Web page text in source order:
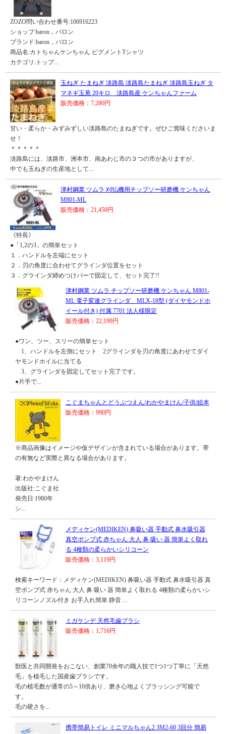
ZOZO問い合わせ番号:106916223
ショップ:baron，バロン
ブランド:baron，バロン
商品名:カトちゃんケンちゃん ピグメントTシャツ
カテゴリ:トップ...
玉ねぎ たまねぎ 淡路島 淡路島たまねぎ 淡路島玉ねぎ タ
マネギ玉葱 20キロ 淡路島産 ケンちゃんファーム
販売価格：7,280円
甘い・柔らか・みずみずしい淡路島のたまねぎです。ぜひご賞味くださいま
せ！
＊＊＊＊＊
淡路島には、淡路市、洲本市、南あわじ市の３つの市がありますが、
中でも玉ねぎの生産地として...
津村鋼業 ツムラ 刈払機用チップソー研磨機 ケンちゃん
M801-ML
販売価格：21,450円
《特長》
●「1,2の3」の簡単セット
１．ハンドルを左端にセット
２．刃の角度に合わせてグラインダ位置をセット
３．グラインダ締めつけバーで固定して、セット完了!!
津村鋼業 ツムラ チップソー研磨機 ケンちゃん M801-
ML 電子変速グラインダ MLX-18型 (ダイヤモンドホ
イール付き) 付属 7701 法人様限定
販売価格：22,199円
●ワン、ツー、スリーの簡単セット
1、ハンドルを左側にセット 2グラインダを刃の角度にあわせてダイ
ヤモンドホイルに当てる
3、グラインダを固定してセット完了です。
●片手で...
こぐまちゃんとどうぶつえん/わかやまけん/子供/絵本
販売価格：990円
※商品画像はイメージや仮デザインが含まれている場合があります。帯
の有無など実際と異なる場合があります。
著:わかやまけん
出版社:こぐま社
発売日:1980年
シ...
メディケン(MEDIKEN) 鼻吸い器 手動式 鼻水吸引器
真空ポンプ式 赤ちゃん 大人 鼻 吸い 器 簡単よく取れ
る 4種類の柔らかいシリコーン
販売価格：3,119円
検索キーワード：メディケン(MEDIKEN) 鼻吸い器 手動式 鼻水吸引器 真
空ポンプ式 赤ちゃん 大人 鼻 吸い 器 簡単よく取れる 4種類の柔らかいシ
リコーンノズル付き お手入れ簡単 静音 ...
ミガケンデ 天然毛歯ブラシ
販売価格：1,716円
獣医と共同開発をおこない、創業70余年の職人技で1つ1つ丁寧に「天然
毛」を植毛した国産歯ブラシです。
毛の植毛数が通常の5～10倍あり、磨き心地よくブラッシング可能で
す。
毛の硬さを...
携帯簡易トイレ ミニマルちゃん2 3M2-60 3回分 簡易